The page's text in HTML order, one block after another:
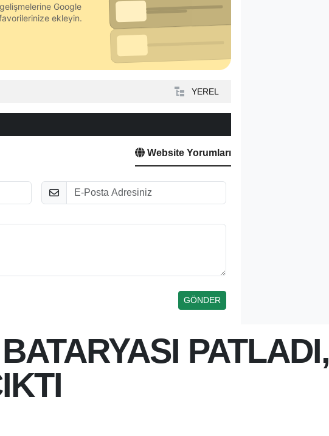
Google
ekleyin.
YEREL
Website Yorumları
E-Posta
PATLADI,